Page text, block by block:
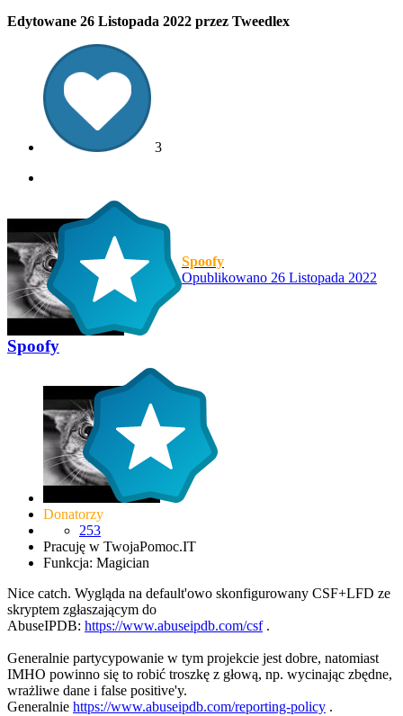
Edytowane 26 Listopada 2022 przez Tweedlex
3
Spoofy
Opublikowano 26 Listopada 2022
Spoofy
Donatorzy
253
Pracuję w TwojaPomoc.IT
Funkcja: Magician
Nice catch. Wygląda na default'owo skonfigurowany CSF+LFD ze
skryptem zgłaszającym do
AbuseIPDB: https://www.abuseipdb.com/csf.
Generalnie partycypowanie w tym projekcie jest dobre, natomiast
IMHO powinno się to robić troszkę z głową, np. wycinając zbędne,
wrażliwe dane i false positive'y.
Generalnie https://www.abuseipdb.com/reporting-policy .